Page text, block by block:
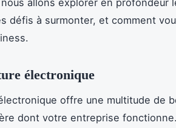
allons explorer en profondeur
défis à surmonter, et comment
électronique
offre une multitude de
dont votre entreprise